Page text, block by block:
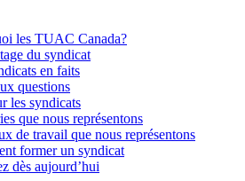
les TUAC Canada?
du syndicat
en faits
questions
les syndicats
que nous représentons
de travail que nous représentons
former un syndicat
dès aujourd’hui